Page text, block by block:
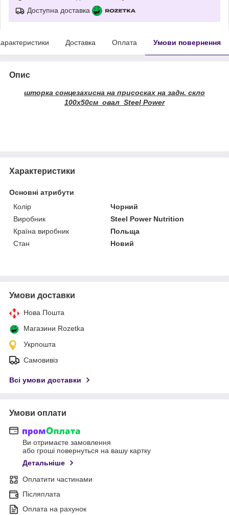
Доступна доставка
Доставка Оплата Умови повернення
Опис
шторка сонцезахисна на присосках на задн. скло
100х50см овал Steel Power
Характеристики
Основні атрибути
Колір
Чорний
Виробник
Steel Power Nutrition
Країна виробник
Польща
Стан
Новий
Умови доставки
Нова Пошта
Магазини Rozetka
Укрпошта
Самовивіз
Всі умови доставки
Умови оплати
Ви отримаєте замовлення
або гроші повернуться на вашу картку
Детальніше
Оплатити частинами
Післяплата
Оплата на рахунок